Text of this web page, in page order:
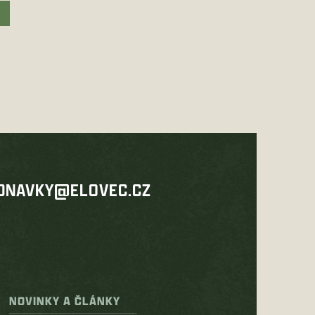
NOVINKY A ČLÁNKY